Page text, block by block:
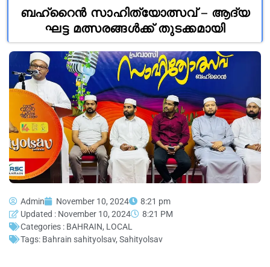
ബഹ്റൈൻ സാഹിത്യോത്സവ് – ആദ്യ
ഘട്ട മത്സരങ്ങൾക്ക്‌ തുടക്കമായി
Admin November 10, 2024
8:21 pm
Updated : November 10, 2024
8:21 PM
Categories : BAHRAIN, LOCAL
Tags: Bahrain sahityolsav, Sahityolsav